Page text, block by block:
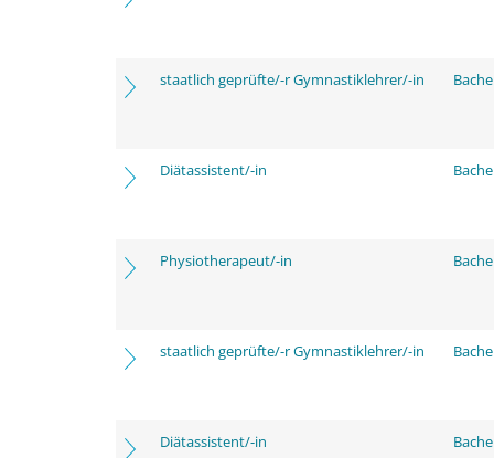
staatlich geprüfte/-r Gymnastiklehrer/-in
Diätassistent/-in
Physiotherapeut/-in
staatlich geprüfte/-r Gymnastiklehrer/-in
Diätassistent/-in